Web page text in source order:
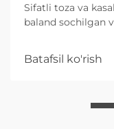
Sifatli toza va
baland sochilgan
Batafsil ko'rish